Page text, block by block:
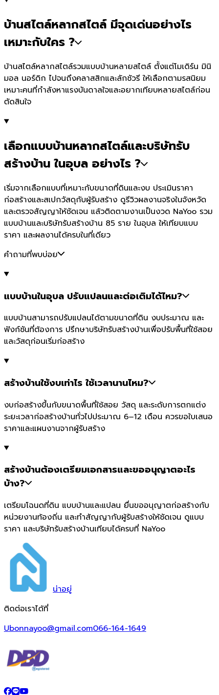
บ้านสไตล์หลากสไตล์ มีจุดเด่นอย่างไร
เหมาะกับใคร ?
บ้านสไตล์หลากสไตล์รวมแบบบ้านหลายสไตล์ ตั้งแต่โมเดิร์น มินิ
มอล นอร์ดิก ไปจนถึงคลาสสิกและลักชัวรี ให้เลือกตามรสนิยม
เหมาะคนที่กำลังหาแรงบันดาลใจและอยากเทียบหลายสไตล์ก่อน
ตัดสินใจ
เลือกแบบบ้านหลากสไตล์และบริษัทรับ
สร้างบ้าน ในอุบล อย่างไร ?
เริ่มจากเลือกแบบที่เหมาะกับขนาดที่ดินและงบ ประเมินราคา
ก่อสร้างและสเปกวัสดุกับผู้รับสร้าง ดูรีวิวผลงานจริงในจังหวัด
และตรวจสัญญาให้ชัดเจน แล้วติดตามงานเป็นงวด NaYoo รวม
แบบบ้านและบริษัทรับสร้างบ้าน 85 ราย ในอุบล ให้เทียบแบบ
ราคา และผลงานได้ครบในที่เดียว
คำถามที่พบบ่อย
แบบบ้านในอุบล ปรับแปลนและต่อเติมได้ไหม?
แบบบ้านสามารถปรับแปลนได้ตามขนาดที่ดิน งบประมาณ และ
ฟังก์ชันที่ต้องการ ปรึกษาบริษัทรับสร้างบ้านเพื่อปรับพื้นที่ใช้สอย
และวัสดุก่อนเริ่มก่อสร้าง
สร้างบ้านใช้งบเท่าไร ใช้เวลานานไหม?
งบก่อสร้างขึ้นกับขนาดพื้นที่ใช้สอย วัสดุ และระดับการตกแต่ง
ระยะเวลาก่อสร้างบ้านทั่วไปประมาณ 6–12 เดือน ควรขอใบเสนอ
ราคาและแผนงานจากผู้รับสร้าง
สร้างบ้านต้องเตรียมเอกสารและขออนุญาตอะไร
บ้าง?
เตรียมโฉนดที่ดิน แบบบ้านและแปลน ยื่นขออนุญาตก่อสร้างกับ
หน่วยงานท้องถิ่น และทำสัญญากับผู้รับสร้างให้ชัดเจน ดูแบบ
ราคา และบริษัทรับสร้างบ้านเทียบได้ครบที่ NaYoo
น่าอยู่
ติดต่อเราได้ที่
Ubonnayoo@gmail.com066-164-1649